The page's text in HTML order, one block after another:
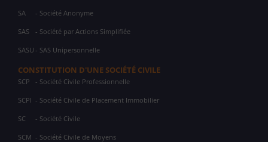
SA - Société Anonyme
SAS - Société par Actions Simplifiée
SASU - SAS Unipersonnelle
CONSTITUTION D'UNE SOCIÉTÉ CIVILE
SCP - Société Civile Professionnelle
SCPI - Société Civile de Placement Immobilier
SC - Société Civile
SCM - Société Civile de Moyens